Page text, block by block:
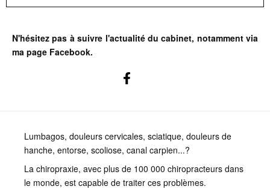
N'hésitez pas à suivre l'actualité du cabinet, notamment via
ma page Facebook.
Lumbagos, douleurs cervicales, sciatique, douleurs de
hanche, entorse, scoliose, canal carpien...?
La chiropraxie, avec plus de 100 000 chiropracteurs dans
le monde, est capable de traiter ces problèmes.